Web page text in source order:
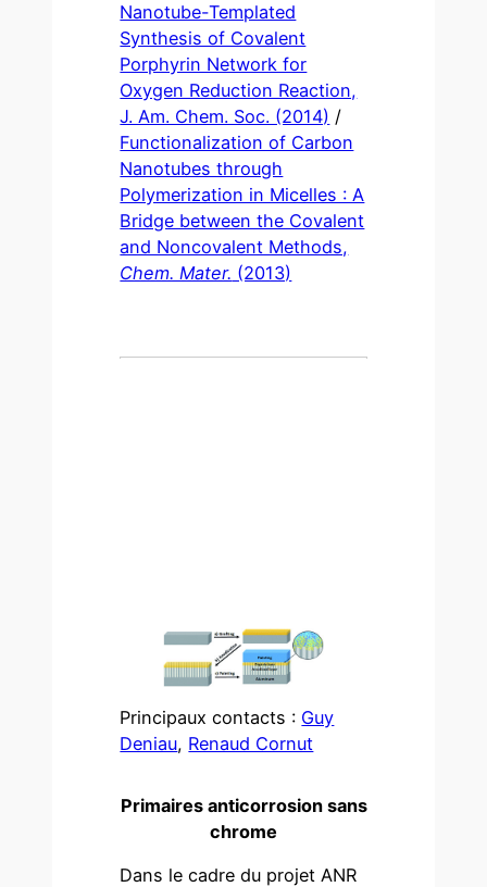
Nanotube-Templated
Synthesis of Covalent
Porphyrin Network for
Oxygen Reduction Reaction,
J. Am. Chem. Soc. (2014) /
Functionalization of Carbon
Nanotubes through
Polymerization in Micelles : A
Bridge between the Covalent
and Noncovalent Methods,
Chem. Mater. (2013)
Principaux contacts : Guy
Deniau, Renaud Cornut
Primaires anticorrosion sans
chrome
Dans le cadre du projet ANR